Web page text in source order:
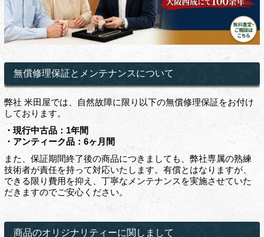
無償修理保証とメンテナンスについて
弊社 米田屋では、自然故障に限り以下の無償修理保証をお付け
しております。
・現行中古品：1年間
・アンティーク品：6ヶ月間
また、保証期間終了後の商品につきましても、弊社専属の熟練
技術者が責任を持って対応いたします。有償とはなりますが、
できる限り費用を抑え、丁寧なメンテナンスを実施させていた
だきますのでご安心ください。
商品のオリジナリティーに関しまして